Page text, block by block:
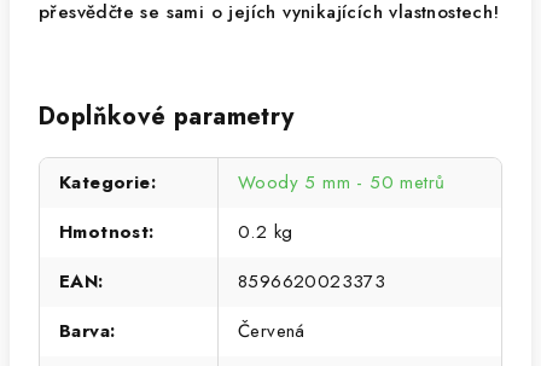
přesvědčte se sami o jejích vynikajících vlastnostech!
Doplňkové parametry
Kategorie:
Woody 5 mm - 50 metrů
Hmotnost:
0.2 kg
EAN:
8596620023373
Barva:
Červená